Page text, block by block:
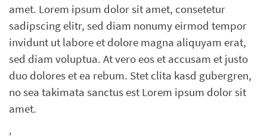
amet. Lorem ipsum dolor sit amet, consetetur
sadipscing elitr, sed diam nonumy eirmod tempor
invidunt ut labore et dolore magna aliquyam erat,
sed diam voluptua. At vero eos et accusam et justo
duo dolores et ea rebum. Stet clita kasd gubergren,
no sea takimata sanctus est Lorem ipsum dolor sit
amet.
,